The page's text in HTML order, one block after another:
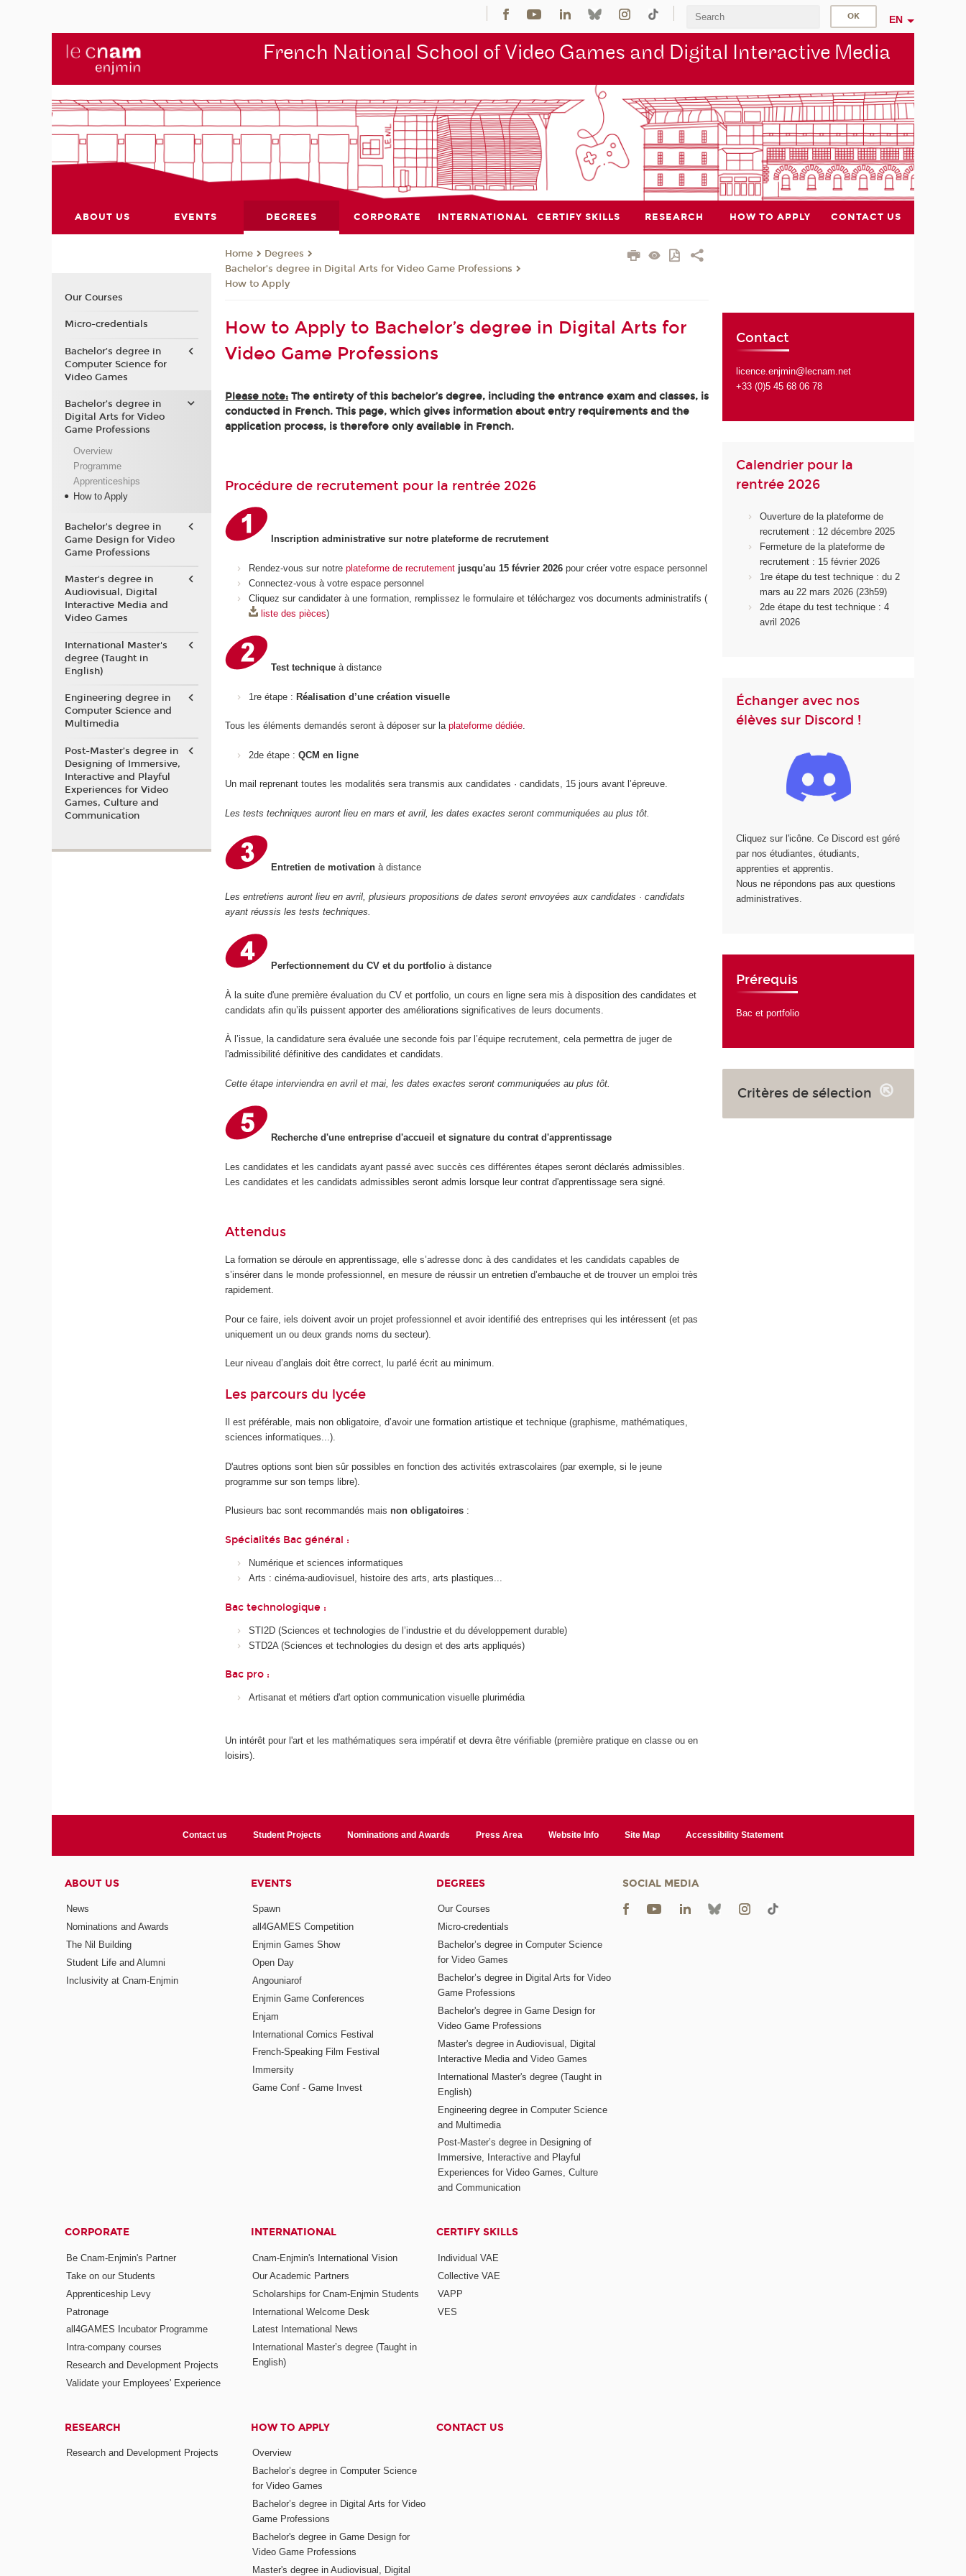
EN
French National School of Video Games and Digital Interactive Media
ABOUT US EVENTS DEGREES CORPORATE INTERNATIONAL CERTIFY SKILLS RESEARCH HOW TO APPLY CONTACT US
Home
Degrees
Bachelor’s degree in Digital Arts for Video Game Professions
How to Apply
How to Apply to Bachelor’s degree in Digital Arts for
Video Game Professions
Please note: The entirety of this bachelor’s degree, including the entrance exam and classes, is
conducted in French. This page, which gives information about entry requirements and the
application process, is therefore only available in French.
Procédure de recrutement pour la rentrée 2026
Inscription administrative sur notre plateforme de recrutement
Rendez-vous sur notre plateforme de recrutement jusqu'au 15 février 2026pour créer votre espace personnel
Connectez-vous à votre espace personnel
Cliquez sur candidater à une formation, remplissez le formulaire et téléchargez vos documents administratifs (
liste des pièces)
Test technique à distance
1re étape : Réalisation d’une création visuelle
Tous les éléments demandés seront à déposer sur laplateforme dédiée.
2de étape : QCM en ligne
Un mail reprenant toutes les modalités sera transmis aux candidates · candidats, 15 jours avant l’épreuve.
Les tests techniques auront lieu en mars et avril, les dates exactes seront communiquées au plus tôt.
Entretien de motivationà distance
Les entretiens auront lieu en avril, plusieurs propositions de dates seront envoyées aux candidates · candidats
ayant réussis les tests techniques.
Perfectionnement du CV et du portfolioà distance
À la suite d'une première évaluation du CV et portfolio, un cours en ligne sera mis à disposition des candidates et
candidats afin qu’ils puissent apporter des améliorations significatives de leurs documents.
À l’issue, la candidature sera évaluée une seconde fois par l’équipe recrutement, cela permettra de juger de
l'admissibilité définitive des candidates et candidats.
Cette étape interviendra en avril et mai, les dates exactes seront communiquées au plus tôt.
Recherche d'une entreprise d'accueil et signature du contrat d'apprentissage
Les candidates et les candidats ayant passé avec succès ces différentes étapes seront déclarés admissibles.
Les candidates et les candidats admissibles seront admis lorsque leur contrat d'apprentissage sera signé.
Attendus
La formation se déroule en apprentissage, elle s’adresse donc à des candidates et les candidats capables de
s’insérer dans le monde professionnel, en mesure de réussir un entretien d’embauche et de trouver un emploi très
rapidement.
Pour ce faire, iels doivent avoir un projet professionnel et avoir identifié des entreprises qui les intéressent (et pas
uniquement un ou deux grands noms du secteur).
Leur niveau d’anglais doit être correct, lu parlé écrit au minimum.
Les parcours du lycée
Il est préférable, mais non obligatoire, d’avoir une formation artistique et technique (graphisme, mathématiques,
sciences informatiques...).
D'autres options sont bien sûr possibles en fonction des activités extrascolaires (par exemple, si le jeune
programme sur son temps libre).
Plusieurs bac sont recommandés maisnon obligatoires :
Spécialités Bac général :
Numérique et sciences informatiques
Arts : cinéma-audiovisuel, histoire des arts, arts plastiques...
Bac technologique :
STI2D (Sciences et technologies de l’industrie et du développement durable)
STD2A (Sciences et technologies du design et des arts appliqués)
Bac pro :
Artisanat et métiers d'art option communication visuelle plurimédia
Un intérêt pour l'art et les mathématiques sera impératif et devra être vérifiable (première pratique en classe ou en
loisirs).
Contact
licence.enjmin@lecnam.net
+33 (0)5 45 68 06 78
Calendrier pour la
rentrée 2026
Ouverture de la plateforme de
recrutement : 12 décembre 2025
Fermeture de la plateforme de
recrutement : 15 février 2026
1re étape du test technique : du 2
mars au 22 mars 2026 (23h59)
2de étape du test technique : 4
avril 2026
Échanger avec nos
élèves sur Discord !
Cliquez sur l'icône. Ce Discord est géré
par nos étudiantes, étudiants,
apprenties et apprentis.
Nous ne répondons pas aux questions
administratives.
Prérequis
Bac et portfolio
Critères de sélection
Our Courses
Micro-credentials
Bachelor’s degree in
Computer Science for
Video Games
Bachelor’s degree in
Digital Arts for Video
Game Professions
Overview
Programme
Apprenticeships
How to Apply
Bachelor's degree in
Game Design for Video
Game Professions
Master's degree in
Audiovisual, Digital
Interactive Media and
Video Games
International Master's
degree (Taught in
English)
Engineering degree in
Computer Science and
Multimedia
Post-Master’s degree in
Designing of Immersive,
Interactive and Playful
Experiences for Video
Games, Culture and
Communication
Contact us Student Projects Nominations and Awards Press Area Website Info Site Map Accessibility Statement
ABOUT US
News
Nominations and Awards
The Nil Building
Student Life and Alumni
Inclusivity at Cnam-Enjmin
EVENTS
Spawn
all4GAMES Competition
Enjmin Games Show
Open Day
Angouniarof
Enjmin Game Conferences
Enjam
International Comics Festival
French-Speaking Film Festival
Immersity
Game Conf - Game Invest
DEGREES
Our Courses
Micro-credentials
Bachelor’s degree in Computer Science
for Video Games
Bachelor’s degree in Digital Arts for Video
Game Professions
Bachelor's degree in Game Design for
Video Game Professions
Master's degree in Audiovisual, Digital
Interactive Media and Video Games
International Master's degree (Taught in
English)
Engineering degree in Computer Science
and Multimedia
Post-Master’s degree in Designing of
Immersive, Interactive and Playful
Experiences for Video Games, Culture
and Communication
CORPORATE
Be Cnam-Enjmin's Partner
Take on our Students
Apprenticeship Levy
Patronage
all4GAMES Incubator Programme
Intra-company courses
Research and Development Projects
Validate your Employees' Experience
INTERNATIONAL
Cnam-Enjmin's International Vision
Our Academic Partners
Scholarships for Cnam-Enjmin Students
International Welcome Desk
Latest International News
International Master’s degree (Taught in
English)
CERTIFY SKILLS
Individual VAE
Collective VAE
VAPP
VES
RESEARCH
Research and Development Projects
HOW TO APPLY
Overview
Bachelor’s degree in Computer Science
for Video Games
Bachelor’s degree in Digital Arts for Video
Game Professions
Bachelor's degree in Game Design for
Video Game Professions
Master's degree in Audiovisual, Digital
CONTACT US
SOCIAL MEDIA